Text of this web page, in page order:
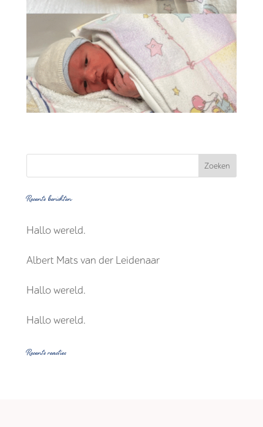
Recente berichten
Hallo wereld.
Albert Mats van der Leidenaar
Hallo wereld.
Hallo wereld.
Recente reacties